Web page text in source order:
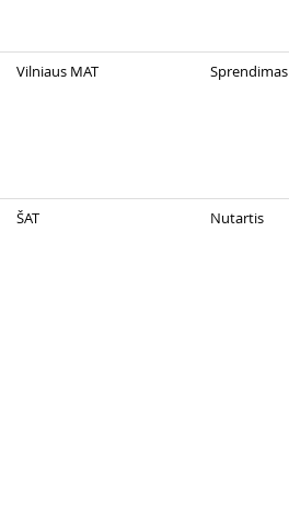
Vilniaus MAT Sprendimas
ŠAT Nutartis